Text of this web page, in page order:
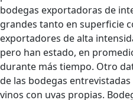
bodegas exportadoras de
grandes tanto en superficie
exportadores de alta
pero han estado, en
durante más tiempo. Otro
de las bodegas
vinos con uvas propias.